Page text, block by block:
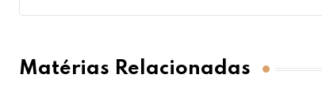
Matérias Relacionadas